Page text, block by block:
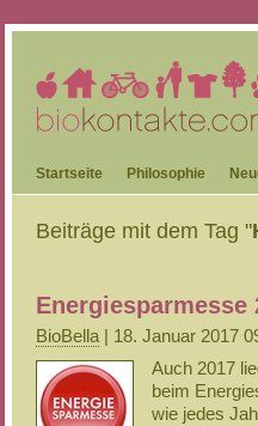
Startseite Philosophie
Beiträge mit dem Tag "
Energiesparmesse
BioBella | 18. Januar 2017
Auch 2017
beim
wie jedes